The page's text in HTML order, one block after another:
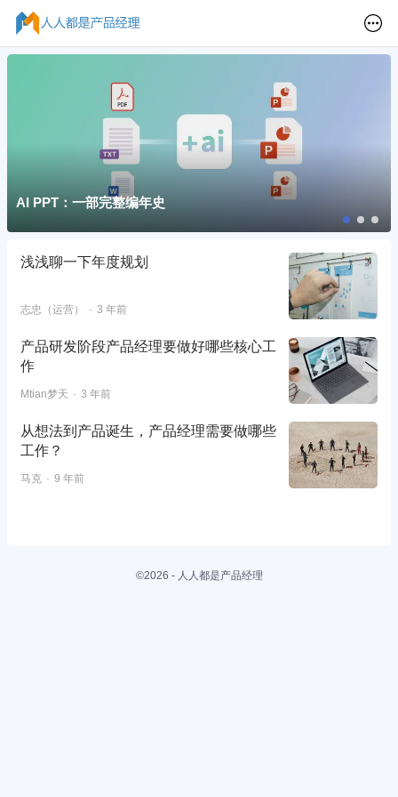
AI PPT：一部完整编年史
浅浅聊一下年度规划
志忠（运营） 3 年前
产品研发阶段产品经理要做好哪些核心工
作
Mtian梦天 3 年前
从想法到产品诞生，产品经理需要做哪些
工作？
马克 9 年前
©2026 - 人人都是产品经理